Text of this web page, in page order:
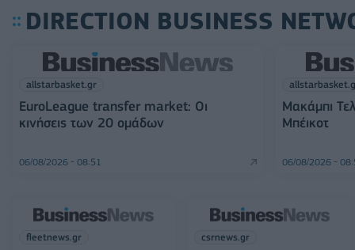
DIRECTION BUSINESS
allstarbasket.gr
EuroLeague transfer market: Οι
κινήσεις των 20 ομάδων
06/08/2026 - 08:51
Μακάμπι
Μπέικοτ
06/08/2026 -
fleetnews.gr csrnews.gr